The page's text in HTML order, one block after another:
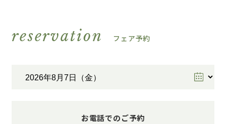
reservation フェア予約
お電話でのご予約